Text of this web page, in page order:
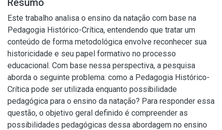
Resumo
Este trabalho analisa o ensino da natação com base na
Pedagogia Histórico-Crítica, entendendo que tratar um
conteúdo de forma metodológica envolve reconhecer sua
historicidade e seu papel formativo no processo
educacional. Com base nessa perspectiva, a pesquisa
aborda o seguinte problema: como a Pedagogia Histórico-
Crítica pode ser utilizada enquanto possibilidade
pedagógica para o ensino da natação? Para responder essa
questão, o objetivo geral definido é compreender as
possibilidades pedagógicas dessa abordagem no ensino